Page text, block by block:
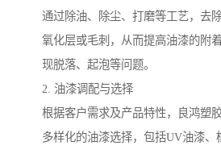
通过除油、除尘、打磨等工艺，去
氧化层或毛刺，从而提高油漆的附
现脱落、起泡等问题。
2. 油漆调配与选择
根据客户需求及产品特性，良鸿塑
多样化的油漆选择，包括UV油漆、